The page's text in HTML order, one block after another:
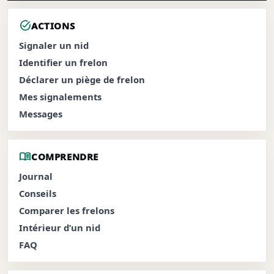
task_altACTIONS
Signaler un nid
Identifier un frelon
Déclarer un piège de frelon
Mes signalements
Messages
menu_bookCOMPRENDRE
Journal
Conseils
Comparer les frelons
Intérieur d’un nid
FAQ